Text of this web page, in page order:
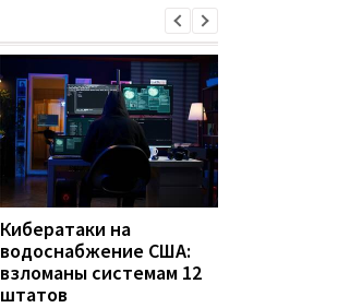
Кибератаки на
водоснабжение США:
взломаны системам 12
штатов